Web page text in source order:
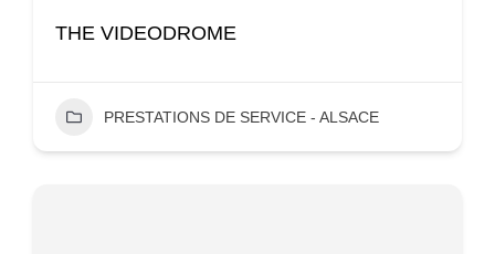
THE VIDEODROME
PRESTATIONS DE SERVICE - ALSACE